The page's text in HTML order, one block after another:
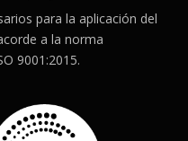
para la aplicación del
a la norma
9001:2015.